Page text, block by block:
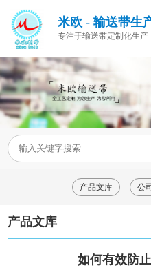
米欧 - 输送带生
专注于输送带定制化生产
产品文库 公
产品文库
如何有效防